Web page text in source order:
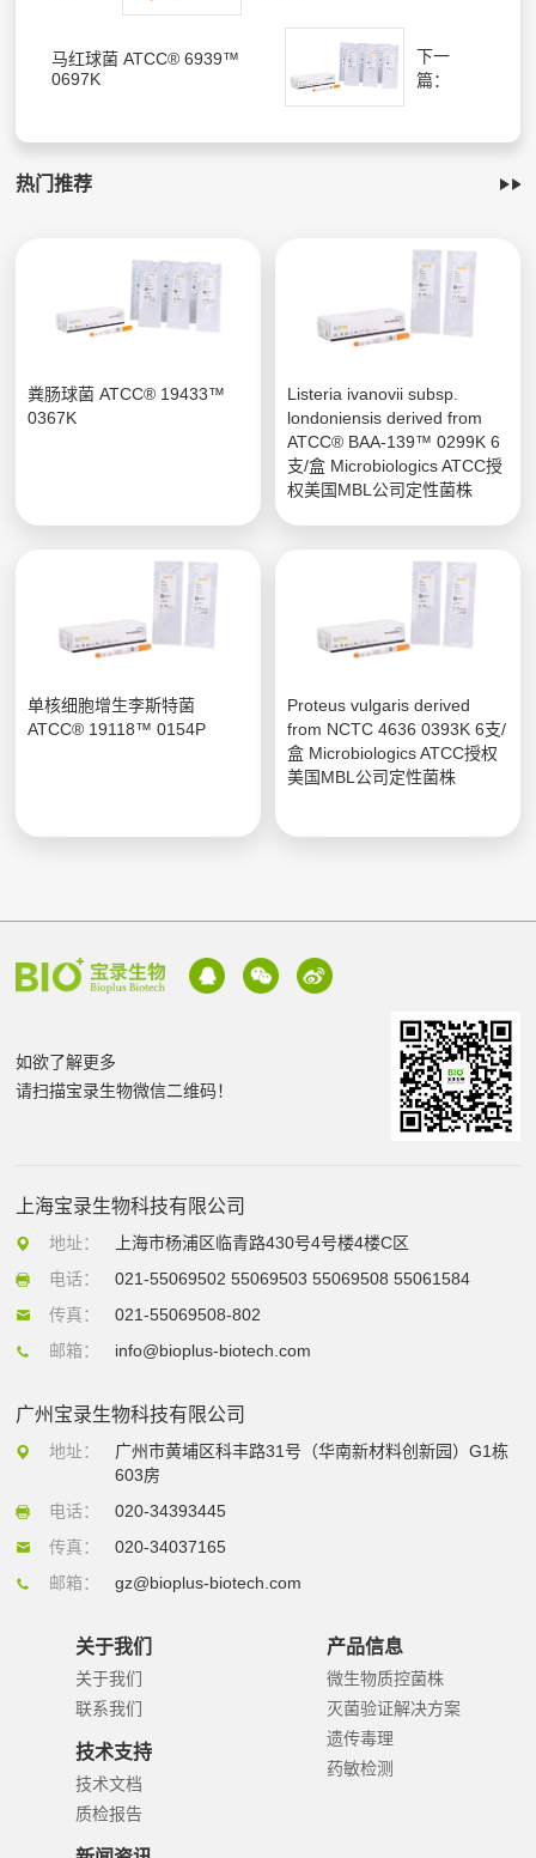
马红球菌 ATCC® 6939™
0697K
下一
篇：
热门推荐
粪肠球菌 ATCC® 19433™
0367K
Listeria ivanovii subsp.
londoniensis derived from
ATCC® BAA-139™ 0299K 6
支/盒 Microbiologics ATCC授
权美国MBL公司定性菌株
单核细胞增生李斯特菌
ATCC® 19118™ 0154P
Proteus vulgaris derived
from NCTC 4636 0393K 6支/
盒 Microbiologics ATCC授权
美国MBL公司定性菌株
如欲了解更多
请扫描宝录生物微信二维码！
上海宝录生物科技有限公司
地址：
上海市杨浦区临青路430号4号楼4楼C区
电话：
021-55069502 55069503 55069508 55061584
传真：
021-55069508-802
邮箱：
info@bioplus-biotech.com
广州宝录生物科技有限公司
地址：
广州市黄埔区科丰路31号（华南新材料创新园）G1栋
603房
电话：
020-34393445
传真：
020-34037165
邮箱：
gz@bioplus-biotech.com
关于我们
关于我们
联系我们
技术支持
技术文档
质检报告
产品信息
微生物质控菌株
灭菌验证解决方案
遗传毒理
药敏检测